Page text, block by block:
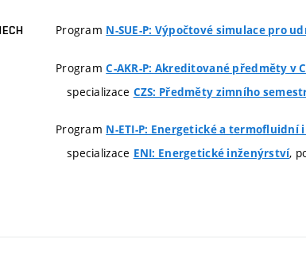
Program N-SUE-P: Výpočtové simulace pro
ProgramC-AKR-P: Akreditované předměty v
specializace CZS: Předměty zimního
Program N-ETI-P: Energetické a termofluidní
specializace ENI: Energetické inženýrství,